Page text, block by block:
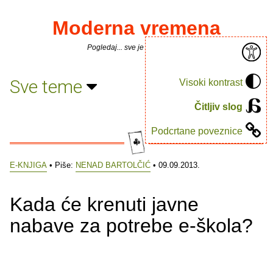
Visoki kontrast
Čitljiv slog
Podcrtane poveznice
Moderna vremena
Pogledaj... sve je puno knjiga.
Sve teme
E-KNJIGA • Piše: NENAD BARTOLČIĆ • 09.09.2013.
Kada će krenuti javne
nabave za potrebe e-škola?